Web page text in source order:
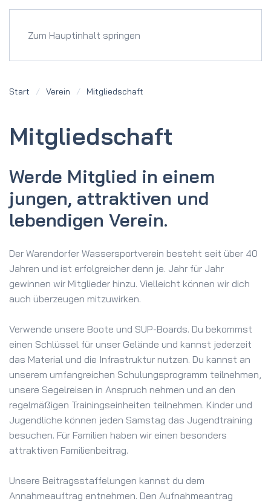
Zum Hauptinhalt springen
Start Verein Mitgliedschaft
Mitgliedschaft
Werde Mitglied in einem
jungen, attraktiven und
lebendigen Verein.
Der Warendorfer Wassersportverein besteht seit über 40
Jahren und ist erfolgreicher denn je. Jahr für Jahr
gewinnen wir Mitglieder hinzu. Vielleicht können wir dich
auch überzeugen mitzuwirken.
Verwende unsere Boote und SUP-Boards. Du bekommst
einen Schlüssel für unser Gelände und kannst jederzeit
das Material und die Infrastruktur nutzen. Du kannst an
unserem umfangreichen Schulungsprogramm teilnehmen,
unsere Segelreisen in Anspruch nehmen und an den
regelmäßigen Trainingseinheiten teilnehmen. Kinder und
Jugendliche können jeden Samstag das Jugendtraining
besuchen. Für Familien haben wir einen besonders
attraktiven Familienbeitrag.
Unsere Beitragsstaffelungen kannst du dem
Annahmeauftrag entnehmen. Den Aufnahmeantrag